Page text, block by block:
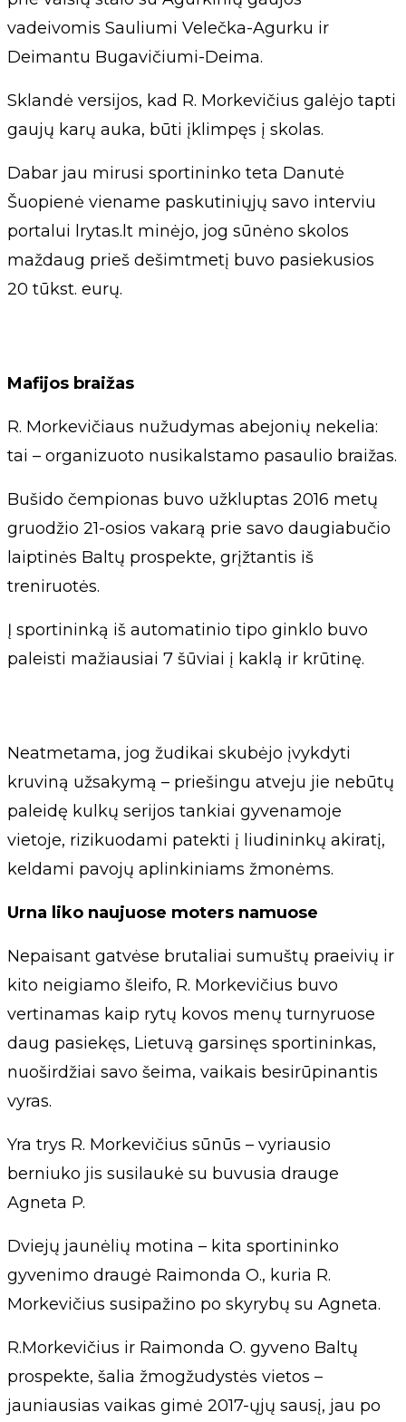
vadeivomis Sauliumi Velečka-Agurku ir
Deimantu Bugavičiumi-Deima.
Sklandė versijos, kad R. Morkevičius galėjo tapti
gaujų karų auka, būti įklimpęs į skolas.
Dabar jau mirusi sportininko teta Danutė
Šuopienė viename paskutiniųjų savo interviu
portalui lrytas.lt minėjo, jog sūnėno skolos
maždaug prieš dešimtmetį buvo pasiekusios
20 tūkst. eurų.
Mafijos braižas
R. Morkevičiaus nužudymas abejonių nekelia:
tai – organizuoto nusikalstamo pasaulio braižas.
Bušido čempionas buvo užkluptas 2016 metų
gruodžio 21-osios vakarą prie savo daugiabučio
laiptinės Baltų prospekte, grįžtantis iš
treniruotės.
Į sportininką iš automatinio tipo ginklo buvo
paleisti mažiausiai 7 šūviai į kaklą ir krūtinę.
Neatmetama, jog žudikai skubėjo įvykdyti
kruviną užsakymą – priešingu atveju jie nebūtų
paleidę kulkų serijos tankiai gyvenamoje
vietoje, rizikuodami patekti į liudininkų akiratį,
keldami pavojų aplinkiniams žmonėms.
Urna liko naujuose moters namuose
Nepaisant gatvėse brutaliai sumuštų praeivių ir
kito neigiamo šleifo, R. Morkevičius buvo
vertinamas kaip rytų kovos menų turnyruose
daug pasiekęs, Lietuvą garsinęs sportininkas,
nuoširdžiai savo šeima, vaikais besirūpinantis
vyras.
Yra trys R. Morkevičius sūnūs – vyriausio
berniuko jis susilaukė su buvusia drauge
Agneta P.
Dviejų jaunėlių motina – kita sportininko
gyvenimo draugė Raimonda O., kuria R.
Morkevičius susipažino po skyrybų su Agneta.
R.Morkevičius ir Raimonda O. gyveno Baltų
prospekte, šalia žmogžudystės vietos –
jauniausias vaikas gimė 2017-ųjų sausį, jau po